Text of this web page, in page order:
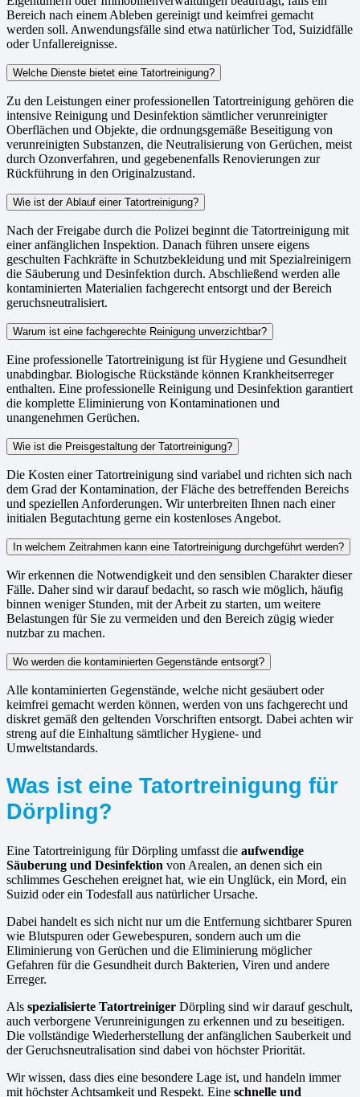
Bereich nach einem Ableben gereinigt und keimfrei gemacht
werden soll. Anwendungsfälle sind etwa natürlicher Tod, Suizidfälle
oder Unfallereignisse.
Welche Dienste bietet eine Tatortreinigung?
Zu den Leistungen einer professionellen Tatortreinigung gehören die
intensive Reinigung und Desinfektion sämtlicher verunreinigter
Oberflächen und Objekte, die ordnungsgemäße Beseitigung von
verunreinigten Substanzen, die Neutralisierung von Gerüchen, meist
durch Ozonverfahren, und gegebenenfalls Renovierungen zur
Rückführung in den Originalzustand.
Wie ist der Ablauf einer Tatortreinigung?
Nach der Freigabe durch die Polizei beginnt die Tatortreinigung mit
einer anfänglichen Inspektion. Danach führen unsere eigens
geschulten Fachkräfte in Schutzbekleidung und mit Spezialreinigern
die Säuberung und Desinfektion durch. Abschließend werden alle
kontaminierten Materialien fachgerecht entsorgt und der Bereich
geruchsneutralisiert.
Warum ist eine fachgerechte Reinigung unverzichtbar?
Eine professionelle Tatortreinigung ist für Hygiene und Gesundheit
unabdingbar. Biologische Rückstände können Krankheitserreger
enthalten. Eine professionelle Reinigung und Desinfektion garantiert
die komplette Eliminierung von Kontaminationen und
unangenehmen Gerüchen.
Wie ist die Preisgestaltung der Tatortreinigung?
Die Kosten einer Tatortreinigung sind variabel und richten sich nach
dem Grad der Kontamination, der Fläche des betreffenden Bereichs
und speziellen Anforderungen. Wir unterbreiten Ihnen nach einer
initialen Begutachtung gerne ein kostenloses Angebot.
In welchem Zeitrahmen kann eine Tatortreinigung durchgeführt werden?
Wir erkennen die Notwendigkeit und den sensiblen Charakter dieser
Fälle. Daher sind wir darauf bedacht, so rasch wie möglich, häufig
binnen weniger Stunden, mit der Arbeit zu starten, um weitere
Belastungen für Sie zu vermeiden und den Bereich zügig wieder
nutzbar zu machen.
Wo werden die kontaminierten Gegenstände entsorgt?
Alle kontaminierten Gegenstände, welche nicht gesäubert oder
keimfrei gemacht werden können, werden von uns fachgerecht und
diskret gemäß den geltenden Vorschriften entsorgt. Dabei achten wir
streng auf die Einhaltung sämtlicher Hygiene- und
Umweltstandards.
Was ist eine Tatortreinigung für
Dörpling?
Eine Tatortreinigung für Dörpling umfasst die aufwendige
Säuberung und Desinfektion von Arealen, an denen sich ein
schlimmes Geschehen ereignet hat, wie ein Unglück, ein Mord, ein
Suizid oder ein Todesfall aus natürlicher Ursache.
Dabei handelt es sich nicht nur um die Entfernung sichtbarer Spuren
wie Blutspuren oder Gewebespuren, sondern auch um die
Eliminierung von Gerüchen und die Eliminierung möglicher
Gefahren für die Gesundheit durch Bakterien, Viren und andere
Erreger.
Als spezialisierte Tatortreiniger Dörpling sind wir darauf geschult,
auch verborgene Verunreinigungen zu erkennen und zu beseitigen.
Die vollständige Wiederherstellung der anfänglichen Sauberkeit und
der Geruchsneutralisation sind dabei von höchster Priorität.
Wir wissen, dass dies eine besondere Lage ist, und handeln immer
mit höchster Achtsamkeit und Respekt. Eine schnelle und